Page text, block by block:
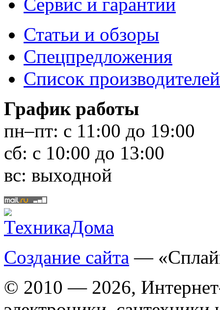
Статьи и обзоры
Спецпредложения
Список производителей
График работы
пн–пт: с 11:00 до 19:00
сб: с 10:00 до 13:00
вс: выходной
Создание сайта —
© 2010 — 2026,